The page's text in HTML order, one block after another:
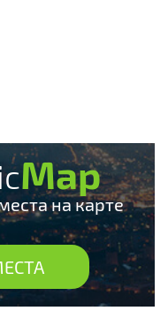
Map
на карте